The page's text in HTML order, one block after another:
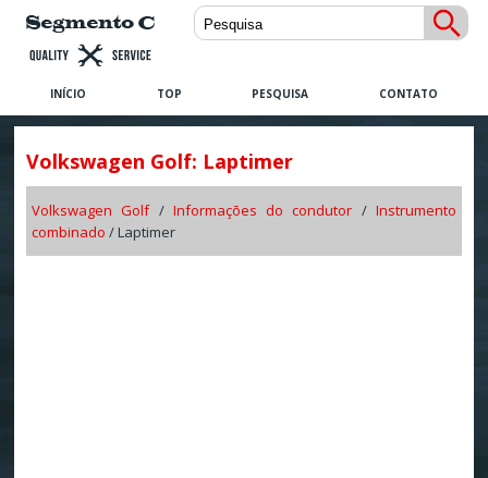
INÍCIO TOP PESQUISA CONTATO
Volkswagen Golf: Laptimer
Volkswagen Golf/ Informações do condutor /Instrumento
combinado / Laptimer